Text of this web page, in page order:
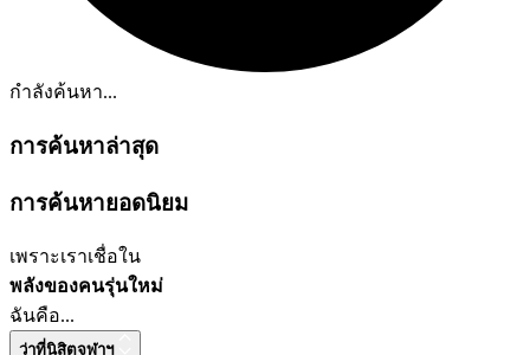
กำลังค้นหา...
การค้นหาล่าสุด
การค้นหายอดนิยม
เพราะเราเชื่อใน
พลังของคนรุ่นใหม่
ฉันคือ...
ว่าที่นิสิตจุฬาฯ